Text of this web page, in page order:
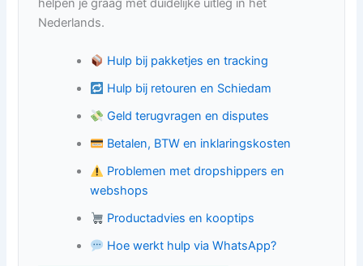
helpen je graag met duidelijke uitleg in het
Nederlands.
Hulp bij pakketjes en tracking
Hulp bij retouren en Schiedam
Geld terugvragen en disputes
Betalen, BTW en inklaringskosten
Problemen met dropshippers en
webshops
Productadvies en kooptips
Hoe werkt hulp via WhatsApp?